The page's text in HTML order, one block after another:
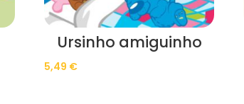
Ursinho amiguinho
5,49 €